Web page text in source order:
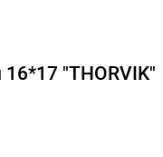
"THORVIK"